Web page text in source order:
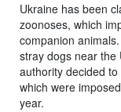
Ukraine has been
zoonoses, which
companion
stray dogs near the
authority decided
which were
year.